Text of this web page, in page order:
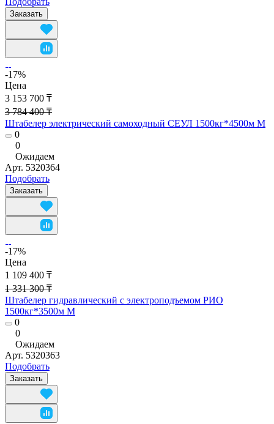
Заказать
-17%
Цена
3 153 700 ₸
3 784 400 ₸
Штабелер электрический самоходный СЕУЛ 1500кг*4500м М
0
0
Ожидаем
Арт. 5320364
Подобрать
Заказать
-17%
Цена
1 109 400 ₸
1 331 300 ₸
Штабелер гидравлический с электроподъемом РИО
1500кг*3500м М
0
0
Ожидаем
Арт. 5320363
Подобрать
Заказать